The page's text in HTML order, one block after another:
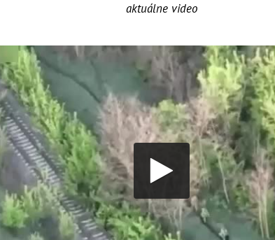
aktuálne video